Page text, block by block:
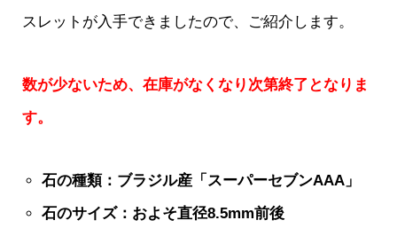
スレットが入手できましたので、ご紹介します。
数が少ないため、在庫がなくなり次第終了となりま
す。
石の種類：ブラジル産「スーパーセブンAAA」
石のサイズ：およそ直径8.5mm前後